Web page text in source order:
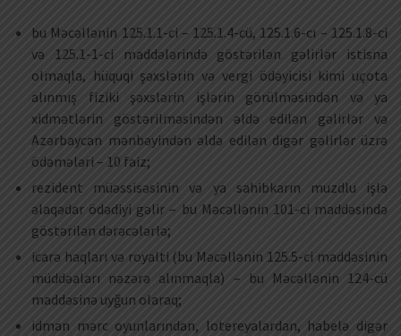
bu Məcəllənin 125.1.1-ci – 125.1.4-cü, 125.1.6-cı – 125.1.8-ci
və 125.1-1-ci maddələrində göstərilən gəlirlər istisna
olmaqla, hüquqi şəxslərin və vergi ödəyicisi kimi uçota
alınmış fiziki şəxslərin işlərin görülməsindən və ya
xidmətlərin göstərilməsindən əldə edilən gəlirlər və
Azərbaycan mənbəyindən əldə edilən digər gəlirlər üzrə
ödəmələri – 10 faiz;
rezident müəssisəsinin və ya sahibkarın muzdlu işlə
əlaqədar ödədiyi gəlir – bu Məcəllənin 101-ci maddəsində
göstərilən dərəcələrlə;
icarə haqları və royalti (bu Məcəllənin 125.5-ci maddəsinin
müddəaları nəzərə alınmaqla) – bu Məcəllənin 124-cü
maddəsinə uyğun olaraq;
idman mərc oyunlarından, lotereyalardan, habelə digər